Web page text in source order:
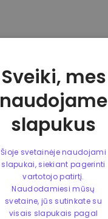
Sveiki, mes
naudojame
slapukus
Šioje svetainėje naudojami
slapukai, siekiant pagerinti
vartotojo patirtį.
Naudodamiesi mūsų
svetaine, jūs sutinkate su
visais slapukais pagal